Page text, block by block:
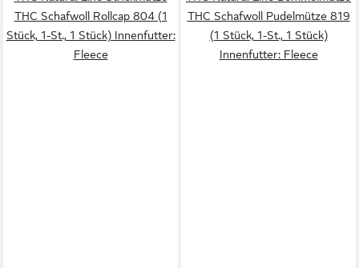
THC Schafwoll Rollcap 804 (1
Stück, 1-St., 1 Stück) Innenfutter:
Fleece
THC Schafwoll Pudelmütze 819
(1 Stück, 1-St., 1 Stück)
Innenfutter: Fleece